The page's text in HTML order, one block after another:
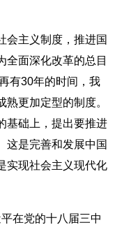
会主义制度，推进国
全面深化改革的总目
有30年的时间，我
更加定型的制度。
基础上，提出要推进
这是完善和发展中国
实现社会主义现代化
在党的十八届三中